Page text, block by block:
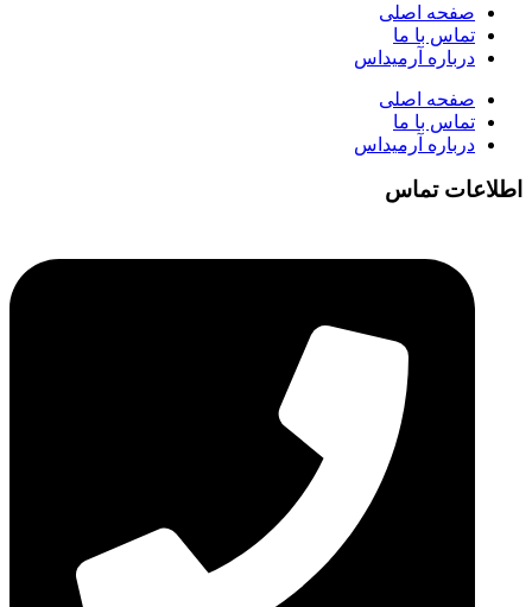
صفحه اصلی
تماس با ما
درباره آرمیداس
صفحه اصلی
تماس با ما
درباره آرمیداس
اطلاعات تماس